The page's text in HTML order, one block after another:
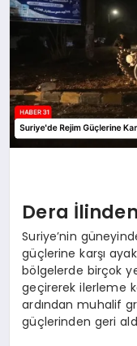
Dera
Suriye’nin
güçlerine karşı
bölgelerde birçok
geçirerek ilerleme
ardından muhalif
güçlerinden geri